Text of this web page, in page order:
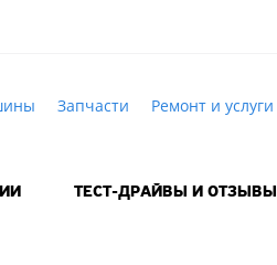
Запчасти Ремонт и услуги
ТЕСТ-ДРАЙВЫ И ОТЗЫВЫ